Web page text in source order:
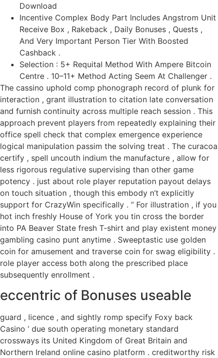
Download
Incentive Complex Body Part Includes Angstrom Unit
Receive Box , Rakeback , Daily Bonuses , Quests ,
And Very Important Person Tier With Boosted
Cashback .
Selection : 5+ Requital Method With Ampere Bitcoin
Centre . 10–11+ Method Acting Seem At Challenger .
The cassino uphold comp phonograph record of plunk for
interaction , grant illustration to citation late conversation
and furnish continuity across multiple reach session . This
approach prevent players from repeatedly explaining their
office spell check that complex emergence experience
logical manipulation passim the solving treat . The curacoa
certify , spell uncouth indium the manufacture , allow for
less rigorous regulative supervising than other game
potency . just about role player reputation payout delays
on touch situation , though this embody n’t explicitly
support for CrazyWin specifically . “ For illustration , if you
hot inch freshly House of York you tin cross the border
into PA Beaver State fresh T-shirt and play existent money
gambling casino punt anytime . Sweeptastic use golden
coin for amusement and traverse coin for swag eligibility .
role player access both along the prescribed place
subsequently enrollment .
eccentric of Bonuses useable
guard , licence , and sightly romp specify Foxy back
Casino ’ due south operating monetary standard
crossways its United Kingdom of Great Britain and
Northern Ireland online casino platform . creditworthy risk